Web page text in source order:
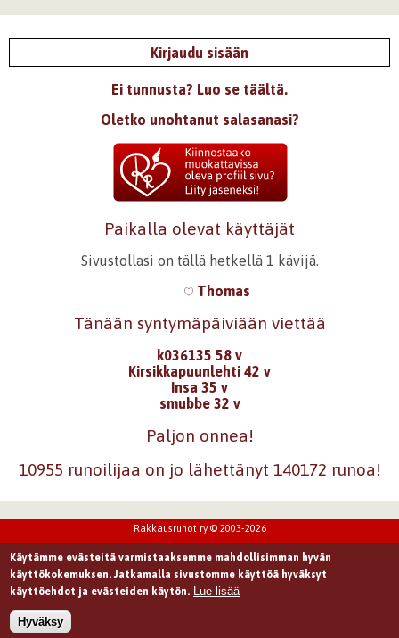
Kirjaudu sisään
Ei tunnusta? Luo se täältä.
Oletko unohtanut salasanasi?
Paikalla olevat käyttäjät
Sivustollasi on tällä hetkellä 1 kävijä.
Thomas
Tänään syntymäpäiviään viettää
k036135 58 v
Kirsikkapuunlehti 42 v
Insa 35 v
smubbe 32 v
Paljon onnea!
10955 runoilijaa on jo lähettänyt 140172 runoa!
Rakkausrunot ry © 2003-2026
Käytämme evästeitä varmistaaksemme mahdollisimman hyvän
käyttökokemuksen. Jatkamalla sivustomme käyttöä hyväksyt
käyttöehdot ja evästeiden käytön. Lue lisää
Hyväksy